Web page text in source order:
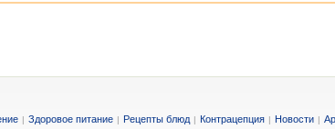
| Здоровое питание | Рецепты блюд | Контрацепция | Новости |